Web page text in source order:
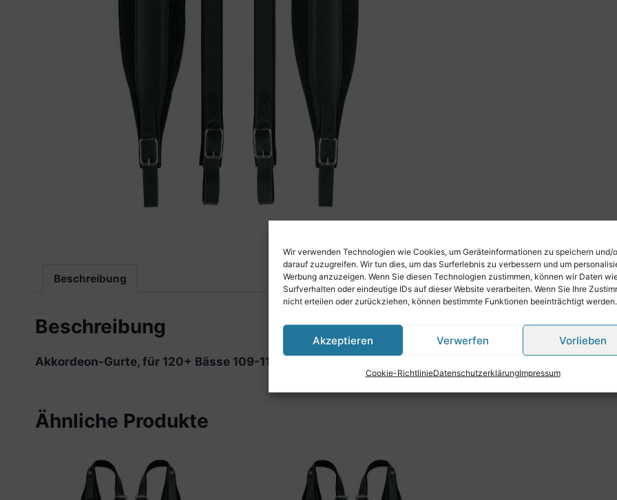
Wir verwenden Technologien wie Cookies, um Geräteinformationen zu speichern und/
darauf zuzugreifen. Wir tun dies, um das Surferlebnis zu verbessern und um
Werbung anzuzeigen. Wenn Sie diesen Technologien zustimmen, können wir Daten
Surfverhalten oder eindeutige IDs auf dieser Website verarbeiten. Wenn Sie Ihre
nicht erteilen oder zurückziehen, können bestimmte Funktionen beeinträchtigt werden.
Akzeptieren Verwerfen Vorlieben
Cookie-RichtlinieDatenschutzerklärungImpressum
Beschreibung
Beschreibung
Akkordeon-Gurte, für 120+ Bässe 109-114 x 8,0cm, mit Schlaufe, Volleder, Samt-Auflagen, schwarz
Ähnliche Produkte